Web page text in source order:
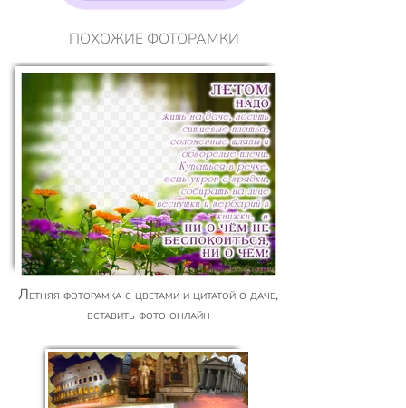
ПОХОЖИЕ ФОТОРАМКИ
Летняя фоторамка с цветами и цитатой о даче,
вставить фото онлайн